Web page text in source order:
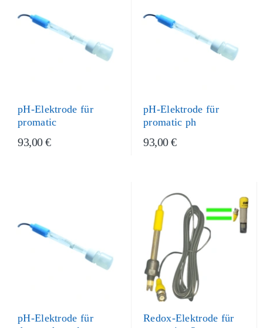
pH-Elektrode für
promatic
93,00 €
pH-Elektrode für
promatic ph
93,00 €
pH-Elektrode für
Redox-Elektrode für